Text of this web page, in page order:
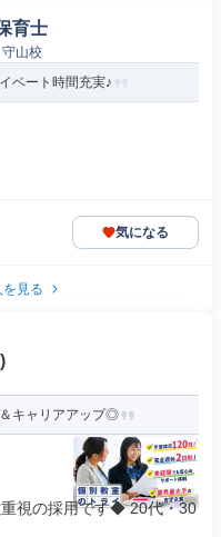
育士
山校
ベート時間充実♪
気になる
見る
キャリアアップ◎
視の採用です◆ 20代・30